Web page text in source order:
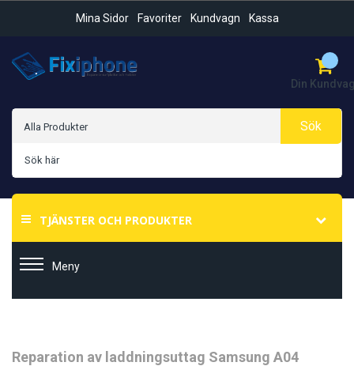
Mina Sidor Favoriter Kundvagn Kassa
Din
Sök
TJÄNSTER OCH PRODUKTER
Meny
till
till
Reparation av laddningsuttag Samsung A04